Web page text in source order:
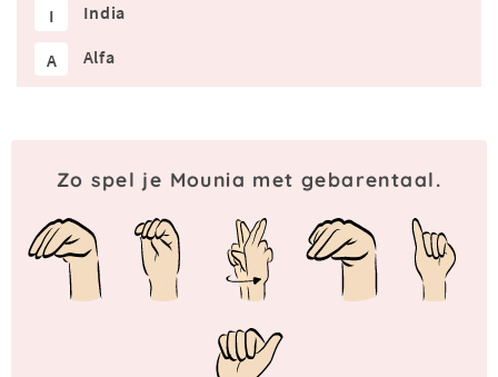
I India
A Alfa
Zo spel je Mounia met gebarentaal.